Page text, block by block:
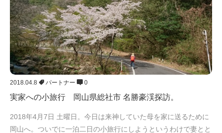
2018.04.8 パートナー 0
実家への小旅行 岡山県総社市 名勝豪渓探訪。
2018年4月7日 土曜日。今日は来神していた母を家に送るために
岡山へ。ついでに一泊二日の小旅行にしようというわけで妻とと